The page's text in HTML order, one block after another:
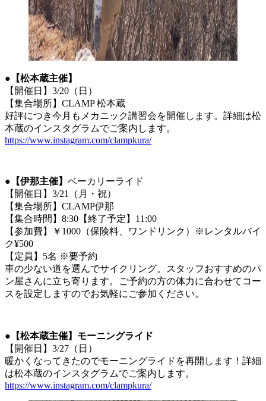
● 【松本蔵主催】
【開催日】3/20（日）
【集合場所】CLAMP 松本蔵
好評につき今月もメカニック講習会を開催します。詳細は松
本蔵のインスタグラムでご案内します。
https://www.instagram.com/clampkura/
● 【伊那主催】 ベーカリーライド
【開催日】3/21（月・祝）
【集合場所】CLAMP伊那
【集合時間】8:30【終了予定】11:00
【参加費】￥1000（保険料、ワンドリンク）※レンタルバイ
ク¥500
【定員】5名 ※要予約
車の少ない道を選んでサイクリング。スタッフおすすめのパ
ン屋さんに立ち寄ります。ご予約の方の体力に合わせてコー
スを設定しますのでお気軽にご参加ください。
● 【松本蔵主催】モーニングライド
【開催日】3/27（日）
暖かくなってきたのでモーニングライドを再開します！詳細
は松本蔵のインスタグラムでご案内します。
https://www.instagram.com/clampkura/